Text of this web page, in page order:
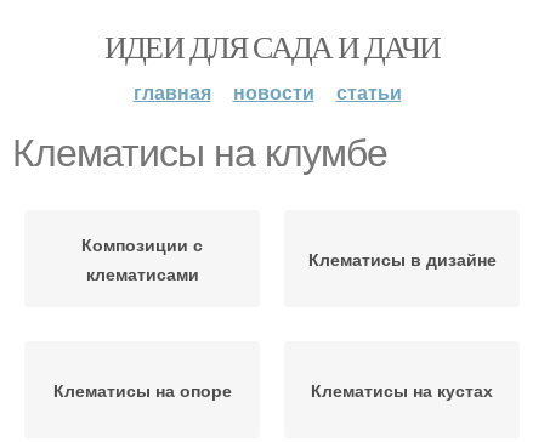
ИДЕИ ДЛЯ САДА И ДАЧИ
главная новости статьи
Клематисы на клумбе
Композиции с
клематисами
Клематисы в дизайне
Клематисы на опоре Клематисы на кустах